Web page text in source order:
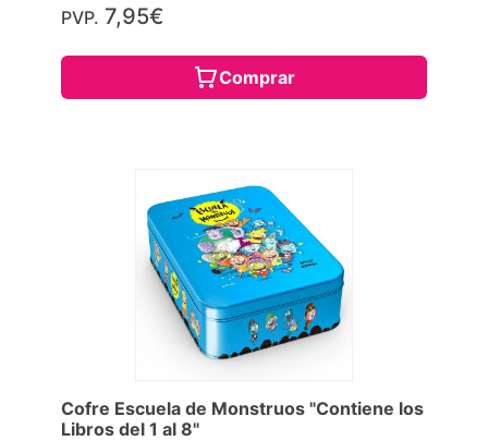
PVP. 7,95€
Comprar
Cofre Escuela de Monstruos "Contiene los
Libros del 1 al 8"